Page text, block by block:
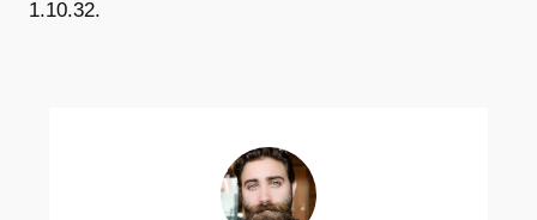
1.10.32.